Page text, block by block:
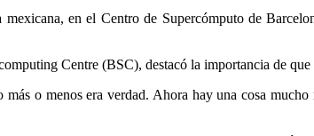
en el Centro de Supercómputo de
Centre (BSC), destacó la importancia de
o menos era verdad. Ahora hay una cosa